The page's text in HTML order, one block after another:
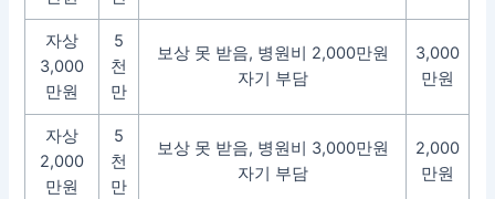
자상
3,000
만원
5
천
만
보상 못 받음, 병원비 2,000만원
자기 부담
3,000
만원
자상
2,000
만원
5
천
만
보상 못 받음, 병원비 3,000만원
자기 부담
2,000
만원